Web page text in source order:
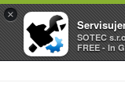
×
SOTEC
FREE - In